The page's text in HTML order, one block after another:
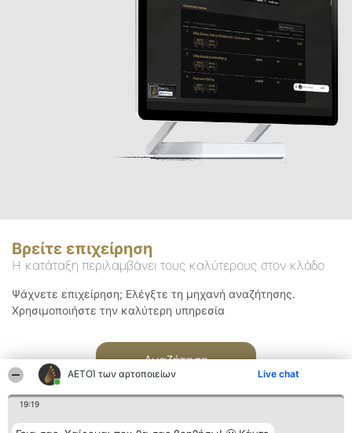
ΑΕΤΟΊ των αρτοποιείων Live chat
19:19
Βρείτε επιχείρηση
Η κατάταξη περιλαμβάνει τους καλύτερους στον κλάδο
Ψάχνετε επιχείρηση; Ελέγξτε τη μηχανή αναζήτησης.
Χρησιμοποιήστε την καλύτερη υπηρεσία
Αναζήτηση